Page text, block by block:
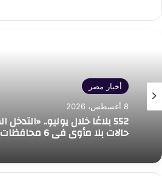
أخبار مصر
8 أغسطس، 2026
552 بلاغًا خلال يوليو..
حالات بلا مأوى في 6 محافظات